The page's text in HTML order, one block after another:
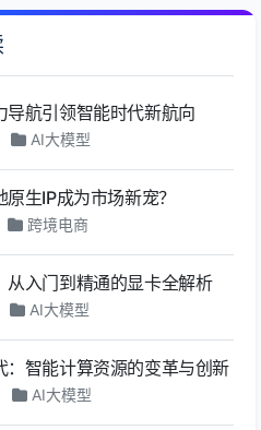
导航引领智能时代新航向
AI大模型
生IP成为市场新宠？
跨境电商
从入门到精通的显卡全解析
AI大模型
：智能计算资源的变革与创新
AI大模型